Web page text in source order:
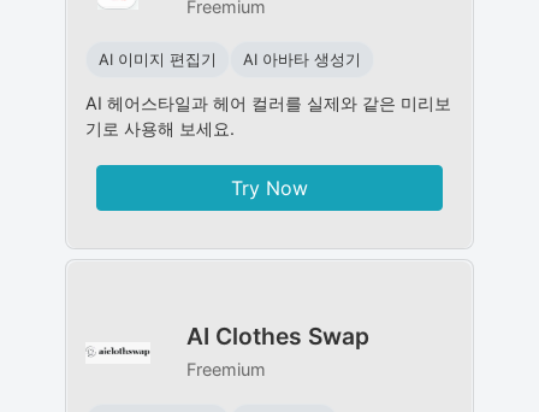
Freemium
AI 이미지 편집기 AI 아바타 생성기
AI 헤어스타일과 헤어 컬러를 실제와 같은 미리보
기로 사용해 보세요.
Try Now
AI Clothes Swap
Freemium